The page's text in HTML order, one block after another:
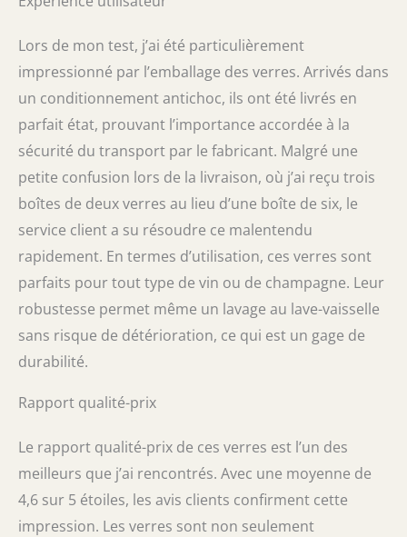
Lors de mon test, j’ai été particulièrement
impressionné par l’emballage des verres. Arrivés dans
un conditionnement antichoc, ils ont été livrés en
parfait état, prouvant l’importance accordée à la
sécurité du transport par le fabricant. Malgré une
petite confusion lors de la livraison, où j’ai reçu trois
boîtes de deux verres au lieu d’une boîte de six, le
service client a su résoudre ce malentendu
rapidement. En termes d’utilisation, ces verres sont
parfaits pour tout type de vin ou de champagne. Leur
robustesse permet même un lavage au lave-vaisselle
sans risque de détérioration, ce qui est un gage de
durabilité.
Rapport qualité-prix
Le rapport qualité-prix de ces verres est l’un des
meilleurs que j’ai rencontrés. Avec une moyenne de
4,6 sur 5 étoiles, les avis clients confirment cette
impression. Les verres sont non seulement